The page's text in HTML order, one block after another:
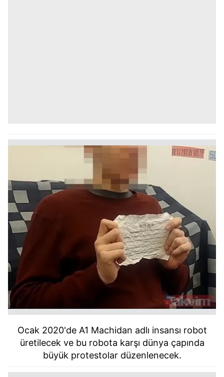
Ocak 2020'de A1 Machidan adlı insansı robot
üretilecek ve bu robota karşı dünya çapında
büyük protestolar düzenlenecek.